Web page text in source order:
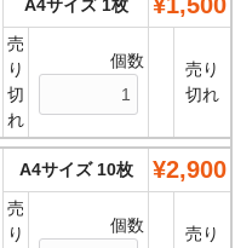
A4サイズ 1枚
売
り
切
れ
個数
売り
切れ
A4サイズ 10枚 ¥2,900
売
り
個数
売り